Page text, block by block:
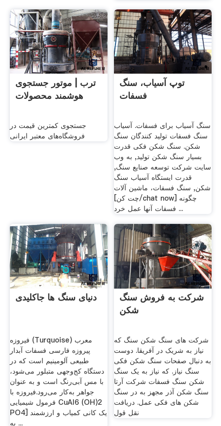
ترب | موتور جستجوی
هوشمند محصولات
جستجوی کمترین قیمت در
فروشگاه‌های معتبر ایرانی
توپ آسیاب، سنگ
فسفات
سنگ آسیاب برای فسفات. آسیاب
سنگ فسفات تولید کنندگان سنگ
شکن. سنگ شکن فکی قدرت
بسیار سنگ شکن تولید, به وب
سایت شرکت توسعه صنایع سنگ,
قدرت ایستگاه آسیاب سنگ
شکن, سنگ فسفات، ماشین آلات
[چت کن/chat now] چگونه
فسفات آنها عمل خرد ...
دنیای سنگ ها جاکلیدی
فیروزه (Turquoise) معرب
پیروزه فارسی فسفات آبدار
طبیعی آلومینیم است که در
دستگاه کج‌وجهی متبلور می‌شود،
با مس آبی‌رنگ است و به عنوان
جواهر به‌کار می‌رود.فیروزه با
فرمول شیمیایی CuAl6 (OH)2
PO4] یک کانی کمیاب و ارزشمند
به ...
شرکت به فروش سنگ
شکن
شرکت های سنگ شکن سنگ که
نیاز به شریک در آفریقا. دوست
به دنبال صفحات سنگ شکن فکی
سنگ نیاز. که نیاز به یک سنگ
شکن سنگ فسفات شرکت آرتا
سنگ شکن آذر مجهز به در سنگ
شکن های فکی عمل. دریافت
نقل قول